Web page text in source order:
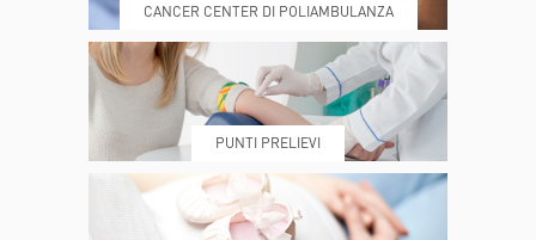
DOVE SIAMO ESAMI E VISITE
PRENOTA MY POLI
CANCER CENTER DI POLIAMBULANZA
PUNTI PRELIEVI